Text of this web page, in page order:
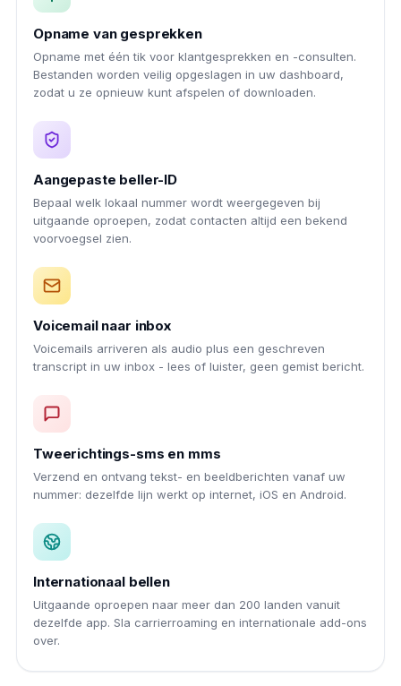
Opname van gesprekken
Opname met één tik voor klantgesprekken en -consulten.
Bestanden worden veilig opgeslagen in uw dashboard,
zodat u ze opnieuw kunt afspelen of downloaden.
Aangepaste beller-ID
Bepaal welk lokaal nummer wordt weergegeven bij
uitgaande oproepen, zodat contacten altijd een bekend
voorvoegsel zien.
Voicemail naar inbox
Voicemails arriveren als audio plus een geschreven
transcript in uw inbox - lees of luister, geen gemist bericht.
Tweerichtings-sms en mms
Verzend en ontvang tekst- en beeldberichten vanaf uw
nummer: dezelfde lijn werkt op internet, iOS en Android.
Internationaal bellen
Uitgaande oproepen naar meer dan 200 landen vanuit
dezelfde app. Sla carrierroaming en internationale add-ons
over.